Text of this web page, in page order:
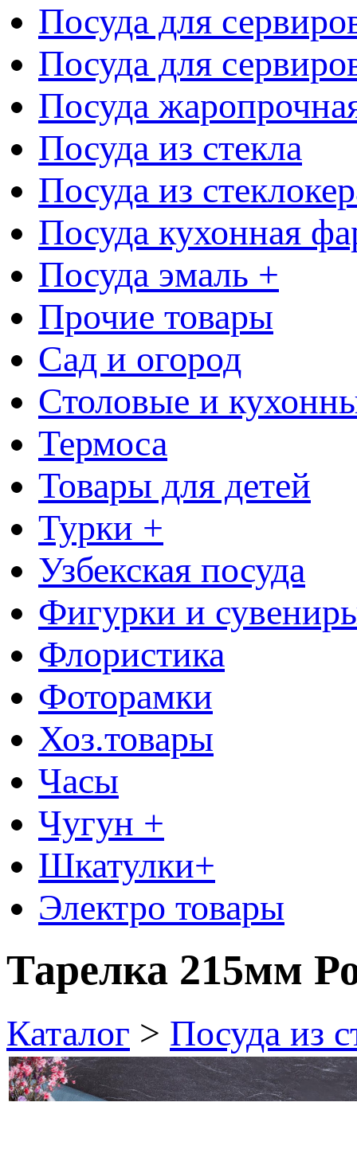
Посуда для
Посуда для
Посуда
Посуда из стекла
Посуда из
Посуда кухонная
Посуда эмаль +
Прочие товары
Сад и огород
Столовые и
Термоса
Товары для детей
Турки +
Узбекская посуда
Фигурки и
Флористика
Фоторамки
Хоз.товары
Часы
Чугун +
Шкатулки+
Электро товары
Тарелка 215мм
Каталог > Посуда из